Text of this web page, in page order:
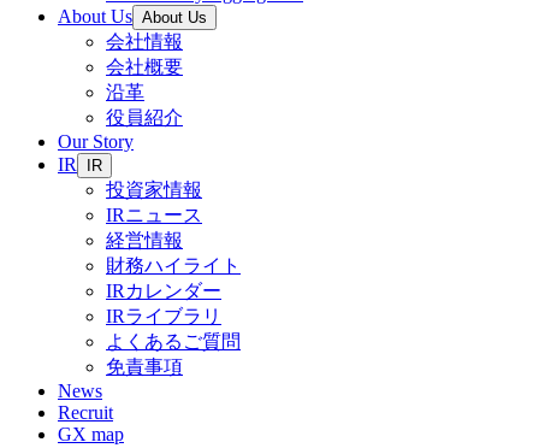
About Us About Us
会社情報
会社概要
沿革
役員紹介
Our Story
IR
IR
投資家情報
IRニュース
経営情報
財務ハイライト
IRカレンダー
IRライブラリ
よくあるご質問
免責事項
News
Recruit
GX map